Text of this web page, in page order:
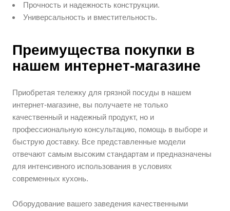
Прочность и надежность конструкции.
Универсальность и вместительность.
Преимущества покупки в
нашем интернет-магазине
Приобретая тележку для грязной посуды в нашем
интернет-магазине, вы получаете не только
качественный и надежный продукт, но и
профессиональную консультацию, помощь в выборе и
быструю доставку. Все представленные модели
отвечают самым высоким стандартам и предназначены
для интенсивного использования в условиях
современных кухонь.
Оборудование вашего заведения качественными